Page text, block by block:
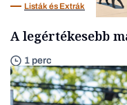
Listák és Extrák
A legértékesebb
1 perc